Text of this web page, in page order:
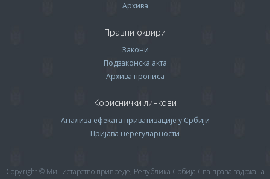
Архива
Правни оквири
Закони
Подзаконска акта
Архива прописa
Кориснички линкови
Анализа ефеката приватизације у Србији
Пријава нерегуларности
Copyright © Министарство привреде, Република Србија.Сва права задржана